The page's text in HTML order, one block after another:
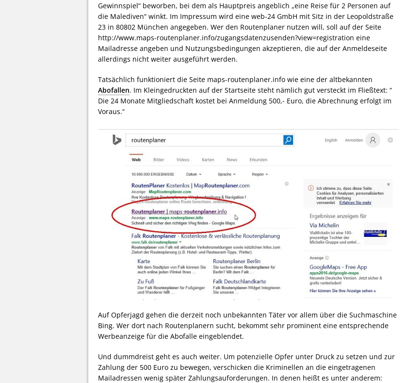
Gewinnspiel“ beworben, bei dem als Hauptpreis angeblich „eine Reise für 2 Personen auf
die Malediven“ winkt. Im Impressum wird eine web-24 GmbH mit Sitz in der Leopoldstraße
23 in 80802 München angegeben. Wer den Routenplaner nutzen will, soll auf der Seite
http://www.maps-routenplaner.info/zugangsdatenzusenden?view=registration eine
Mailadresse angeben und Nutzungsbedingungen akzeptieren, die auf der Anmeldeseite
allerdings nicht weiter ausgeführt werden.
Tatsächlich funktioniert die Seite maps-routenplaner.info wie eine der altbekannten
Abofallen. Im Kleingedruckten auf der Startseite steht nämlich gut versteckt im Fließtext: “
Die 24 Monate Mitgliedschaft kostet bei Anmeldung 500,- Euro, die Abrechnung erfolgt im
Voraus.“
Auf Opferjagd gehen die derzeit noch unbekannten Täter vor allem über die Suchmaschine
Bing. Wer dort nach Routenplanern sucht, bekommt sehr prominent eine entsprechende
Werbeanzeige für die Abofalle eingeblendet.
Und dummdreist geht es auch weiter. Um potenzielle Opfer unter Druck zu setzen und zur
Zahlung der 500 Euro zu bewegen, verschicken die Kriminellen an die eingetragenen
Mailadressen wenig später Zahlungsauforderungen. In denen heißt es unter anderem: